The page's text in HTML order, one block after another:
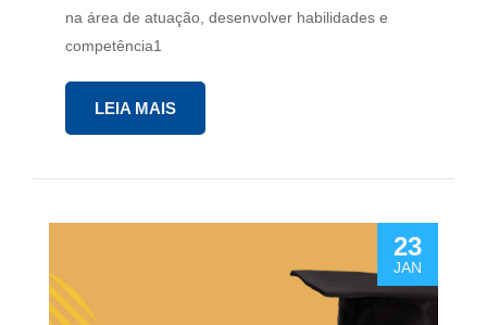
na área de atuação, desenvolver habilidades e
competência1
LEIA MAIS
23
JAN